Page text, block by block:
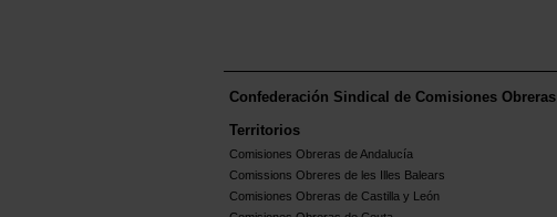
Confederación Sindical de Comisiones Obreras
Territorios
Comisiones Obreras de Andalucía
Comissions Obreres de les Illes Balears
Comisiones Obreras de Castilla y León